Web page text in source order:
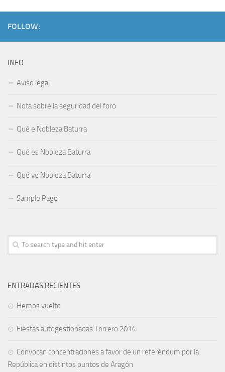
FOLLOW:
INFO
Aviso legal
Nota sobre la seguridad del foro
Qué e Nobleza Baturra
Qué es Nobleza Baturra
Qué ye Nobleza Baturra
Sample Page
ENTRADAS RECIENTES
Hemos vuelto
Fiestas autogestionadas Torrero 2014
Convocan concentraciones a favor de un referéndum por la
República en distintos puntos de Aragón